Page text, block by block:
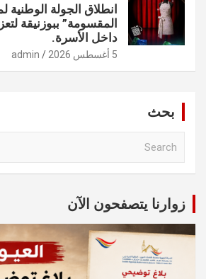
انطلاق الجولة الوطنية
المقسومة” ببوزنيقة
داخل الأسرة.
5 أغسطس 2026 admin
بحث
c
h
زوارنا يتصفحون الآن